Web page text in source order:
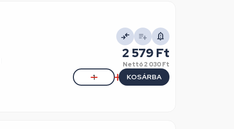
2 579 Ft
Nettó2 030 Ft
KOSÁRBA